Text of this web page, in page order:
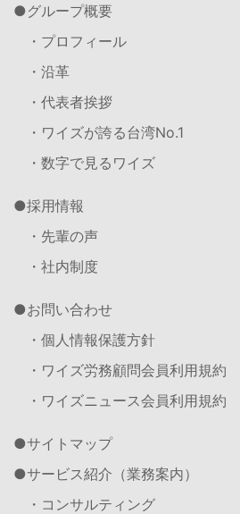
グループ概要
・プロフィール
・沿革
・代表者挨拶
・ワイズが誇る台湾No.1
・数字で見るワイズ
採用情報
・先輩の声
・社内制度
お問い合わせ
・個人情報保護方針
・ワイズ労務顧問会員利用規約
・ワイズニュース会員利用規約
サイトマップ
サービス紹介（業務案内）
・コンサルティング